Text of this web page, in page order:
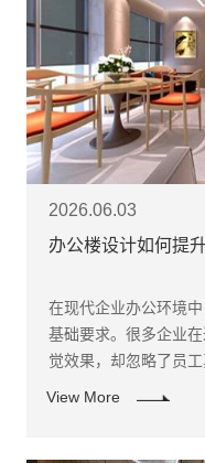
2026.06.03
办公楼设计如何提
在现代企业办公环境
基础要求。很多企业
觉效果，却忽略了员
View More